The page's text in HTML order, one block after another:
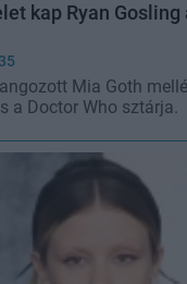
kap Ryan Gosling
Mia Goth
a Doctor Who sztárja.